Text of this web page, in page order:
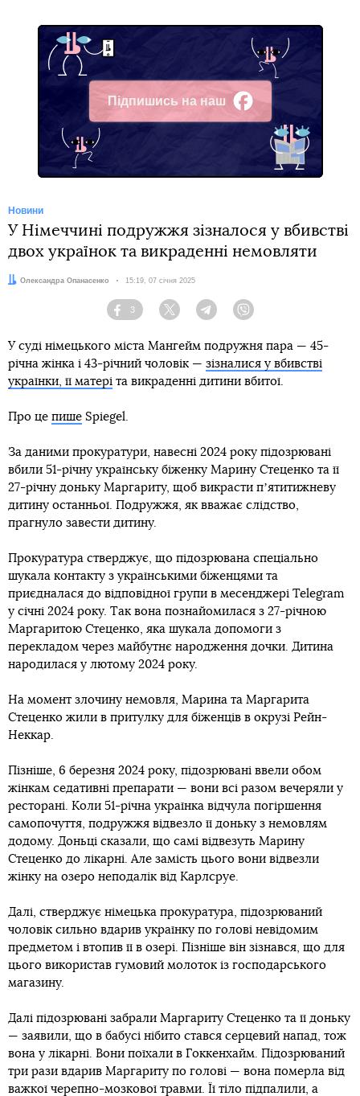
Підпишись на наш
Facebook
Новини
У Німеччині подружжя зізналося у вбивстві
двох українок та викраденні немовляти
Автор:
Олександра Опанасенко Дата:
15:19, 07 січня 2025
Facebook
3
Twitter TelegramViber
У суді німецького міста Мангейм подружня пара — 45-
річна жінка і 43-річний чоловік — зізналися у вбивстві
українки, її матері та викраденні дитини вбитої.
Про це пише Spiegel.
За даними прокуратури, навесні 2024 року підозрювані
вбили 51-річну українську біженку Марину Стеценко та її
27-річну доньку Маргариту, щоб викрасти пʼятитижневу
дитину останньої. Подружжя, як вважає слідство,
прагнуло завести дитину.
Прокуратура стверджує, що підозрювана спеціально
шукала контакту з українськими біженцями та
приєдналася до відповідної групи в месенджері Telegram
у січні 2024 року. Так вона познайомилася з 27-річною
Маргаритою Стеценко, яка шукала допомоги з
перекладом через майбутнє народження дочки. Дитина
народилася у лютому 2024 року.
На момент злочину немовля, Марина та Маргарита
Стеценко жили в притулку для біженців в окрузі Рейн-
Неккар.
Пізніше, 6 березня 2024 року, підозрювані ввели обом
жінкам седативні препарати — вони всі разом вечеряли у
ресторані. Коли 51-річна українка відчула погіршення
самопочуття, подружжя відвезло її доньку з немовлям
додому. Доньці сказали, що самі відвезуть Марину
Стеценко до лікарні. Але замість цього вони відвезли
жінку на озеро неподалік від Карлсруе.
Далі, стверджує німецька прокуратура, підозрюваний
чоловік сильно вдарив українку по голові невідомим
предметом і втопив її в озері. Пізніше він зізнався, що для
цього використав гумовий молоток із господарського
магазину.
Далі підозрювані забрали Маргариту Стеценко та її доньку
— заявили, що в бабусі нібито стався серцевий напад, тож
вона у лікарні. Вони поїхали в Гоккенхайм. Підозрюваний
три рази вдарив Маргариту по голові — вона померла від
важкої черепно-мозкової травми. Її тіло підпалили, а